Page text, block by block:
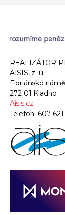
REALIZÁTOR
AISIS, z. ú.
Floriánské
272 01 Kladno
Aisis.cz
Telefon: 607 621